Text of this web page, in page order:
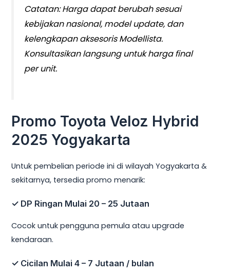
Catatan:Harga dapat berubah sesuai
kebijakan nasional, model update, dan
kelengkapan aksesoris Modellista.
Konsultasikan langsung untuk harga final
per unit.
Promo Toyota Veloz Hybrid
2025 Yogyakarta
Untuk pembelian periode ini di wilayah Yogyakarta &
sekitarnya, tersedia promo menarik:
✓ DP Ringan Mulai 20 – 25 Jutaan
Cocok untuk pengguna pemula atau upgrade
kendaraan.
✓ Cicilan Mulai 4 – 7 Jutaan / bulan